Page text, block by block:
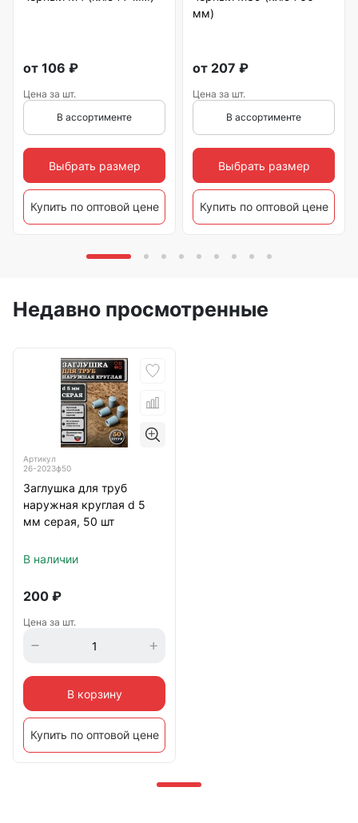
от 106 ₽
Цена за шт.
В ассортименте
Выбрать размер
Купить по оптовой цене
мм)
от 207 ₽
Цена за шт.
В ассортименте
Выбрать размер
Купить по оптовой цене
Недавно просмотренные
Артикул
26-2023ф50
Заглушка для труб
наружная круглая d 5
мм серая, 50 шт
В наличии
200 ₽
Цена за шт.
В корзину
Купить по оптовой цене